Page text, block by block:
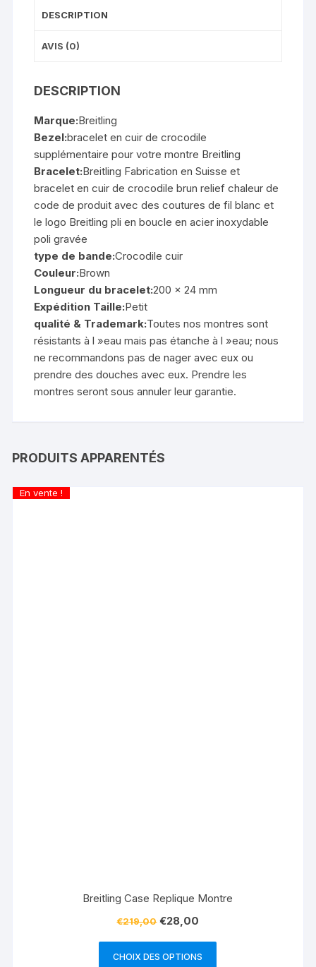
DESCRIPTION
AVIS (0)
DESCRIPTION
Marque:Breitling
Bezel:bracelet en cuir de crocodile
supplémentaire pour votre montre Breitling
Bracelet:Breitling Fabrication en Suisse et
bracelet en cuir de crocodile brun relief chaleur de
code de produit avec des coutures de fil blanc et
le logo Breitling pli en boucle en acier inoxydable
poli gravée
type de bande:Crocodile cuir
Couleur:Brown
Longueur du bracelet:200 x 24 mm
Expédition Taille:Petit
qualité & Trademark:Toutes nos montres sont
résistants à l »eau mais pas étanche à l »eau; nous
ne recommandons pas de nager avec eux ou
prendre des douches avec eux. Prendre les
montres seront sous annuler leur garantie.
PRODUITS APPARENTÉS
En vente !
Breitling Case Replique Montre
€219,00 €28,00
CHOIX DES OPTIONS